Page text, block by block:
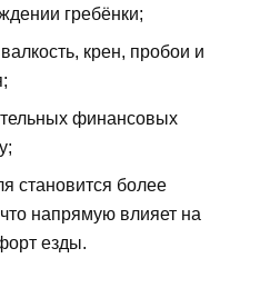
гребёнки;
крен, пробои и
финансовых
становится более
напрямую влияет на
езды.